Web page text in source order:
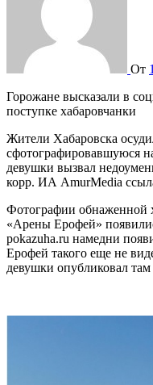
От
Горожане высказали в социальных сетях свое мнение о
поступке хабаровчанки
Жители Хабаровска
сфотографировавшуюся
девушки вызвал
корр. ИА AmurMedia
Фотографии обнаженной
«Арены Ерофей»
pokazuha.ru намедни
Ерофей такого еще не
девушки опубликовал